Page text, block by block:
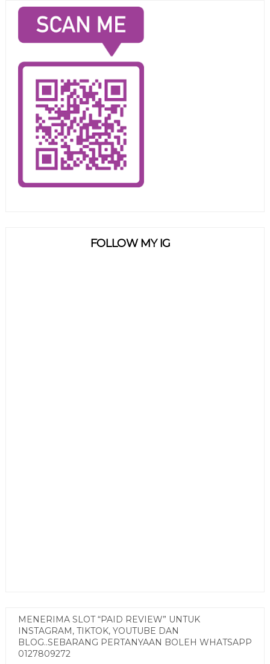
FOLLOW MY IG
MENERIMA SLOT “PAID REVIEW” UNTUK
INSTAGRAM, TIKTOK, YOUTUBE DAN
BLOG..SEBARANG PERTANYAAN BOLEH WHATSAPP
0127809272